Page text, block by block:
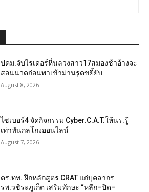
ปคม.จับไรเดอร์หื่นลวงสาว17สมองช้าอ้างจะ
สอนนวดก่อนพาเข้าม่านรูดขยี้ยับ
August 8, 2026
ไซเบอร์4 จัดกิจกรรม Cyber.C.A.T.ให้นร.รู้
เท่าทันกลโกงออนไลน์
August 7, 2026
ตร.ทท. ฝึกหลักสูตร CRAT แก่บุคลากร
รพ.วชิระภูเก็ต เสริมทักษะ “หลีก–ปิด–